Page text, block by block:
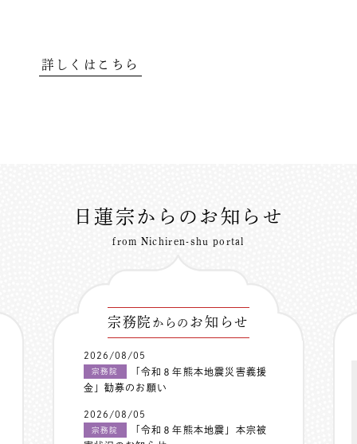
詳しくはこちら
日蓮宗からのお知らせ
from Nichiren-shu portal
宗務院 からの お知らせ
2026/08/05
宗務院
「令和８年熊本地震災害義援
金」勧募のお願い
2026/08/05
宗務院
「令和８年熊本地震」本宗被